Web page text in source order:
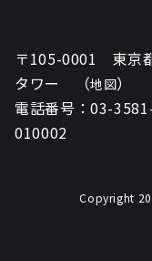
〒105-0001 東京
タワー （地図）
電話番号：03-
010002
Copyright